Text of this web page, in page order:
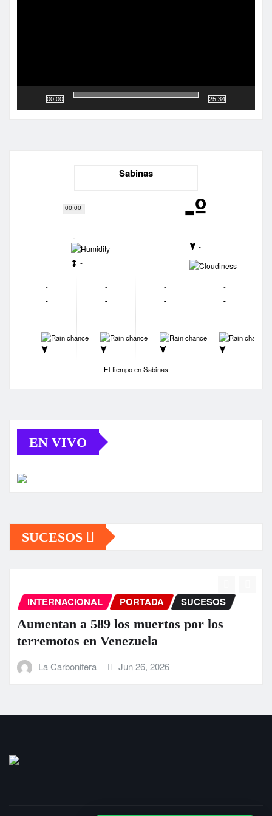
00:00
00:00
25:34
Sabinas
-º
-
-
-
-
-
-
-
-
-
-
-
-
-
-
-
-
-
-
-
-
El tiempo en Sabinas
EN VIVO
SUCESOS
INTERNACIONAL PORTADA SUCESOS
Aumentan a 589 los muertos por los
terremotos en Venezuela
La Carbonifera Jun 26, 2026